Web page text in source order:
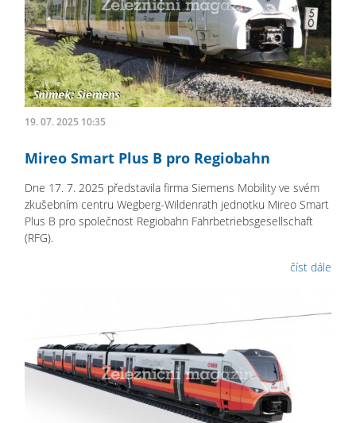
19. 07. 2025 10:35
Mireo Smart Plus B pro Regiobahn
Dne 17. 7. 2025 představila firma Siemens Mobility ve svém
zkušebním centru Wegberg-Wildenrath jednotku Mireo Smart
Plus B pro společnost Regiobahn Fahrbetriebsgesellschaft
(RFG).
číst dále